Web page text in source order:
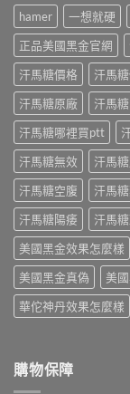
果、
副
作
用
與
哪
裡
買
全
解
析〉
中
然
配
方：
成
分、
效
果、
副
作
用
與
哪
裡
買
一
次
搞
懂〉
中
測
韓
國
奇
力
片
評
價：
哪
裡
買、
副
作
用、
真
假
一
次
搞
懂〉
中
價
藥
師
實
測
日
本
丸
榮
經
典
黑
金
版：
成
分、
用
法、
效
果
假
辨
hamer 一想就硬
正品美國黑金官網
汗馬糖價格
汗馬
汗馬糖原廠
汗馬
汗馬糖哪裡買ptt
汗馬糖無效
汗馬
汗馬糖空腹
汗馬
汗馬糖陽痿
汗馬
美國黑金效果怎麼樣
美國黑金真偽
美
華佗神丹效果怎麼樣
購物保障